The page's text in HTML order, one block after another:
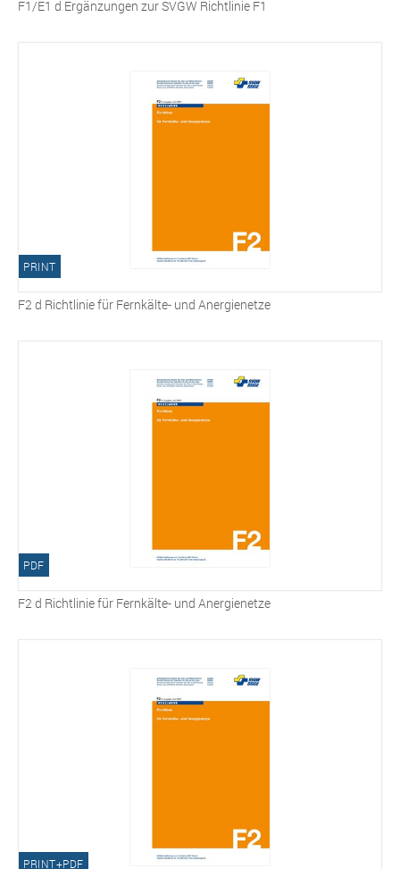
F1/E1 d Ergänzungen zur SVGW Richtlinie F1
PRINT
F2 d Richtlinie für Fernkälte- und Anergienetze
PDF
F2 d Richtlinie für Fernkälte- und Anergienetze
PRINT+PDF